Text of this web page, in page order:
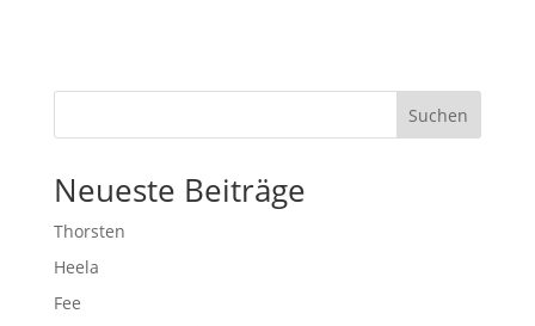
Suchen
Neueste Beiträge
Thorsten
Heela
Fee